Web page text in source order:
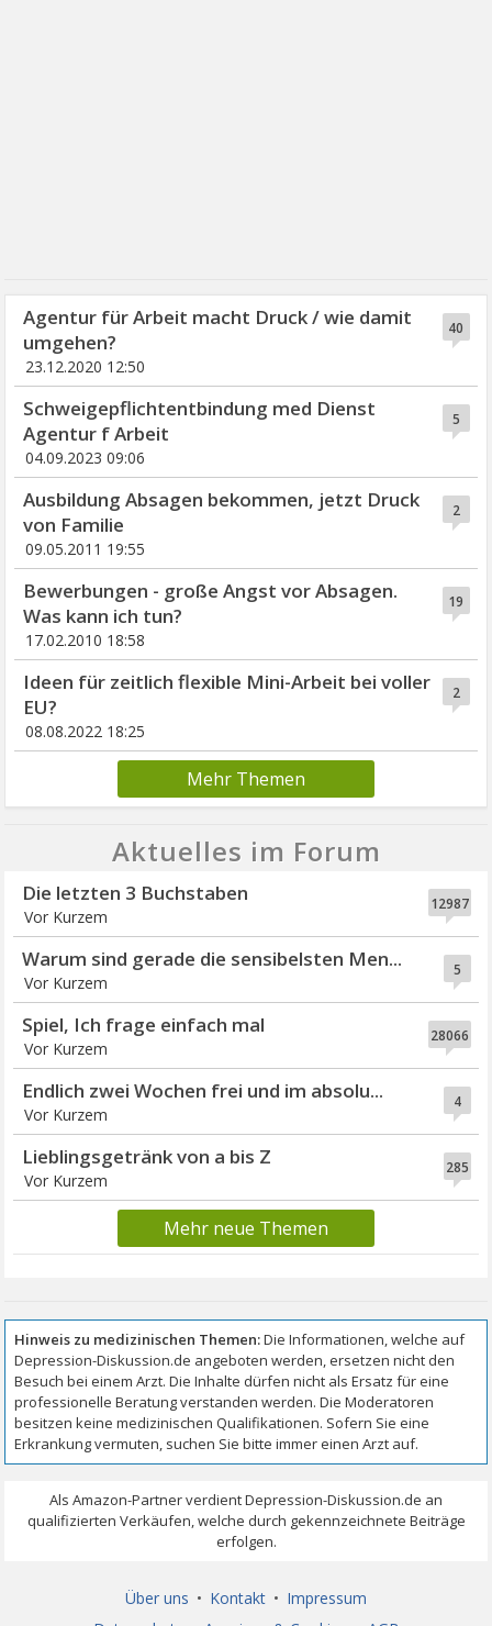
40
Agentur für Arbeit macht Druck / wie damit
umgehen?
23.12.2020 12:50
5
Schweigepflichtentbindung med Dienst
Agentur f Arbeit
04.09.2023 09:06
2
Ausbildung Absagen bekommen, jetzt Druck
von Familie
09.05.2011 19:55
19
Bewerbungen - große Angst vor Absagen.
Was kann ich tun?
17.02.2010 18:58
2
Ideen für zeitlich flexible Mini-Arbeit bei voller
EU?
08.08.2022 18:25
Mehr Themen
Aktuelles im Forum
12987
Die letzten 3 Buchstaben
Vor Kurzem
5
Warum sind gerade die sensibelsten Men...
Vor Kurzem
28066
Spiel, Ich frage einfach mal
Vor Kurzem
4
Endlich zwei Wochen frei und im absolu...
Vor Kurzem
285
Lieblingsgetränk von a bis Z
Vor Kurzem
Mehr neue Themen
Über uns • Kontakt • Impressum